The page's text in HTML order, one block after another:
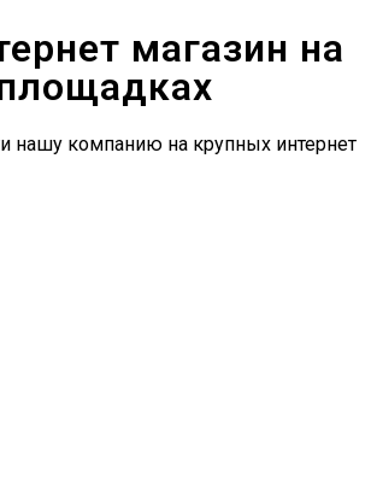
магазин на
нашу компанию на крупных интернет